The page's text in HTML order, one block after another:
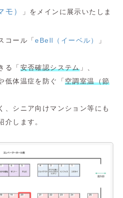
モ）
」をメインに展示いたしま
コール「eBell（イーベル）
」
る「 安否確認システム」、
低体温症を防ぐ「空調室温（節
、シニア向けマンション等にも
介します。